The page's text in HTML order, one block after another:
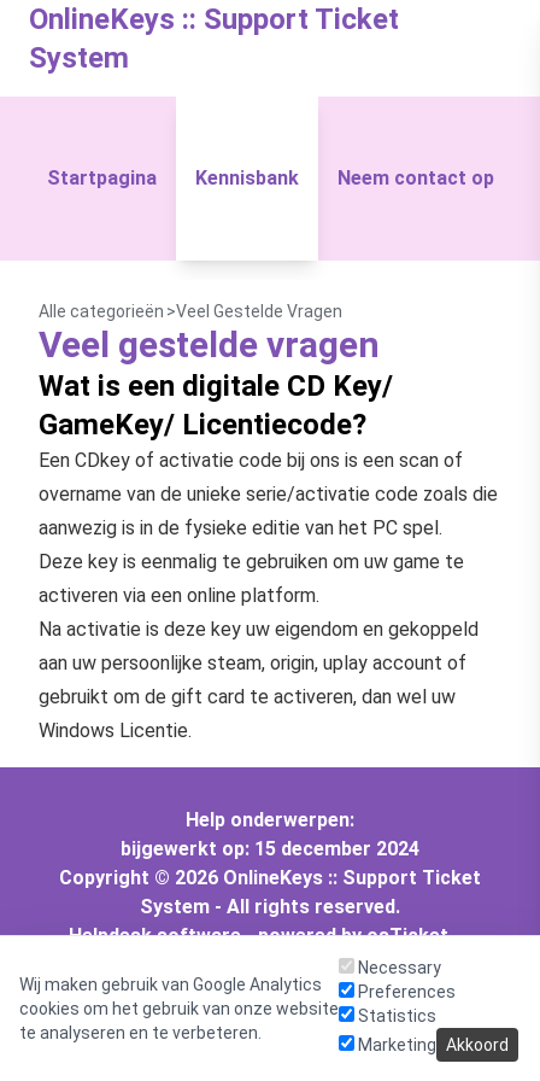
OnlineKeys :: Support Ticket
System
Startpagina Kennisbank Neem contact op
Alle categorieën Veel Gestelde Vragen
Veel gestelde vragen
Wat is een digitale CD Key/
GameKey/ Licentiecode?
Een CDkey of activatie code bij ons is een scan of
overname van de unieke serie/activatie code zoals die
aanwezig is in de fysieke editie van het PC spel.
Deze key is eenmalig te gebruiken om uw game te
activeren via een online platform.
Na activatie is deze key uw eigendom en gekoppeld
aan uw persoonlijke steam, origin, uplay account of
gebruikt om de gift card te activeren, dan wel uw
Windows Licentie.
Help onderwerpen:
bijgewerkt op: 15 december 2024
Copyright © 2026 OnlineKeys :: Support Ticket
System - All rights reserved.
Helpdesk software - powered by osTicket
Theme by osTicket Themes
Wij maken gebruik van Google Analytics
cookies om het gebruik van onze website
te analyseren en te verbeteren.
Necessary
Preferences
Statistics
Marketing Akkoord